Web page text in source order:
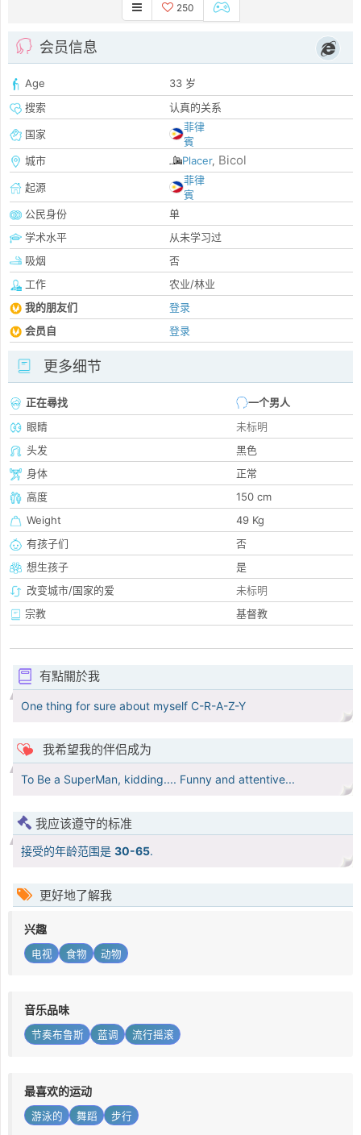
250
会员信息
Age
33 岁
搜索
认真的关系
国家
菲律
賓
城市
Placer, Bicol
起源
菲律
賓
公民身份
单
学术水平
从未学习过
吸烟
否
工作
农业/林业
我的朋友们
登录
会员自
登录
更多细节
正在尋找
一个男人
眼睛
未标明
头发
黑色
身体
正常
高度
150 cm
Weight
49 Kg
有孩子们
否
想生孩子
是
改变城市/国家的爱
未标明
宗教
基督教
有點關於我
One thing for sure about myself C-R-A-Z-Y
我希望我的伴侣成为
To Be a SuperMan, kidding.... Funny and attentive...
我应该遵守的标准
接受的年龄范围是 30-65.
更好地了解我
兴趣
电视 食物 动物
音乐品味
节奏布鲁斯 蓝调 流行摇滚
最喜欢的运动
游泳的 舞蹈 步行